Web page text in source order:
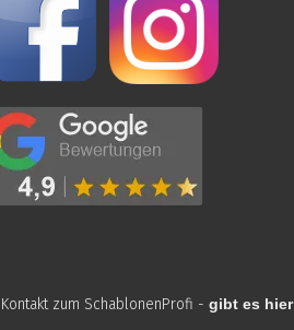
Kontakt zum SchablonenProfi - gibt es hier